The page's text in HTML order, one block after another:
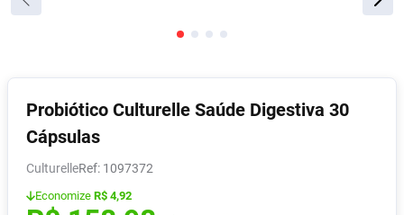
Probiótico Culturelle Saúde Digestiva 30
Cápsulas
Culturelle : 1097372
Economize R$ 4,92
5º Fralda G
6º Desodorante
7º Shampoo
8º Pampers Confort Sec
9º Vitamina D